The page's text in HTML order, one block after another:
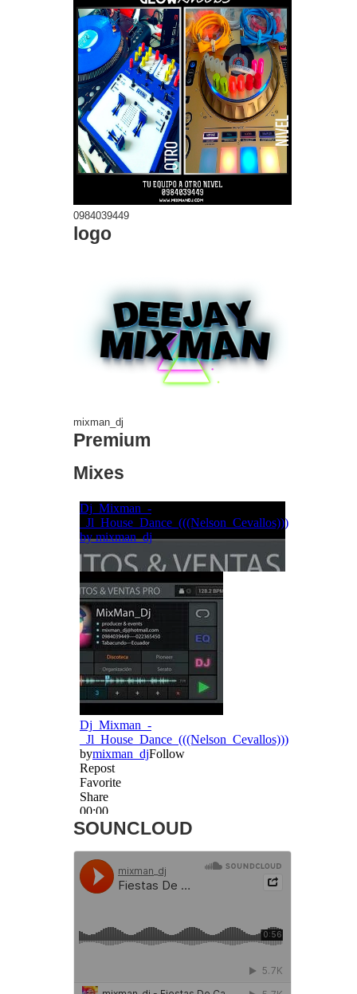
0984039449
logo
mixman_dj
Premium
Mixes
SOUNCLOUD